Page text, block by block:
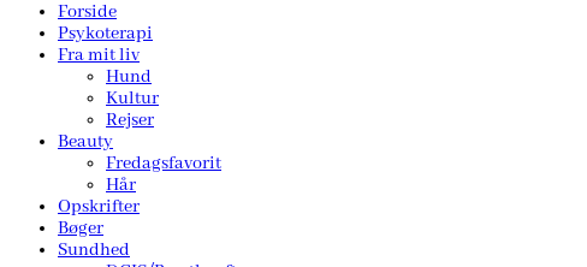
Forside
Psykoterapi
Fra mit liv
Hund
Kultur
Rejser
Beauty
Fredagsfavorit
Hår
Opskrifter
Bøger
Sundhed